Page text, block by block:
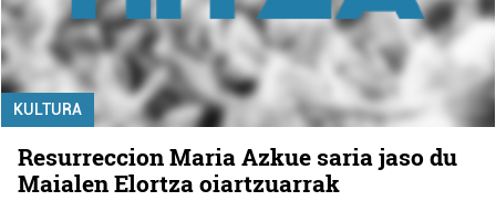
KULTURA
Resurreccion Maria Azkue saria jaso du
Maialen Elortza oiartzuarrak